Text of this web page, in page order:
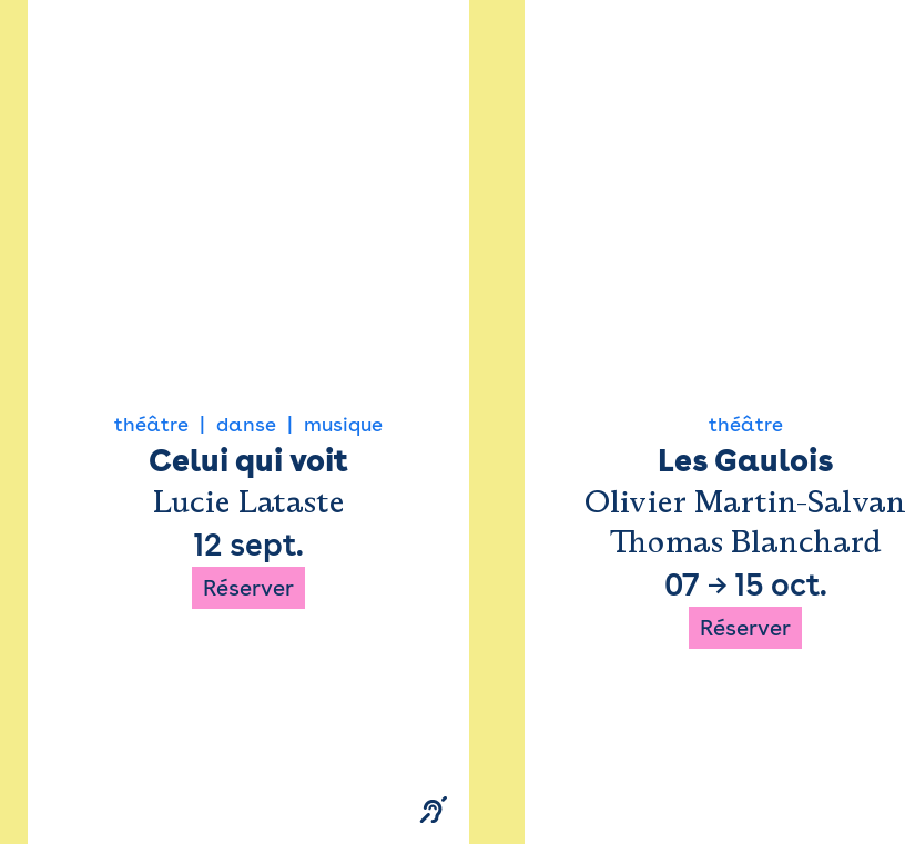
théâtre danse musique
Celui qui voit
Lucie Lataste
12 sept.
Réserver
théâtre
Les Gaulois
Olivier Martin-Salvan
Thomas Blanchard
07 → 15 oct.
Réserver